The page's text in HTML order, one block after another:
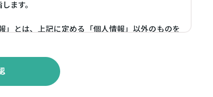
ます。
とは、上記に定める「個人情報」以外のものを
報、端末の個体識別情報などを指します。